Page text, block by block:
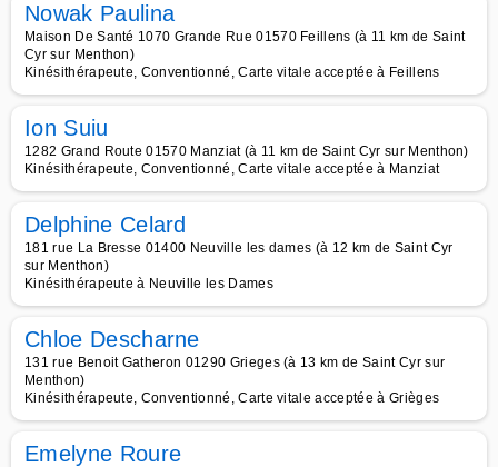
Nowak Paulina
Maison De Santé 1070 Grande Rue 01570 Feillens (à 11 km de Saint
Cyr sur Menthon)
Kinésithérapeute, Conventionné, Carte vitale acceptée à Feillens
Ion Suiu
1282 Grand Route 01570 Manziat (à 11 km de Saint Cyr sur Menthon)
Kinésithérapeute, Conventionné, Carte vitale acceptée à Manziat
Delphine Celard
181 rue La Bresse 01400 Neuville les dames (à 12 km de Saint Cyr
sur Menthon)
Kinésithérapeute à Neuville les Dames
Chloe Descharne
131 rue Benoit Gatheron 01290 Grieges (à 13 km de Saint Cyr sur
Menthon)
Kinésithérapeute, Conventionné, Carte vitale acceptée à Grièges
Emelyne Roure